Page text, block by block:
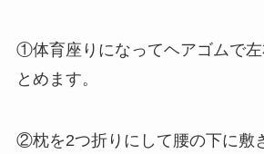
①体育座りになってヘアゴムで
とめます。
②枕を2つ折りにして腰の下に敷